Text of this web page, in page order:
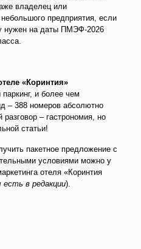
владелец или
предприятия, если
нужен на даты ПМЭФ-2026
«Коринтия»
и более чем
– 388 номеров абсолютно
– гастрономия, но
статьи!
пакетное предложение с
условиями можно у
отеля «Коринтия
в редакции).